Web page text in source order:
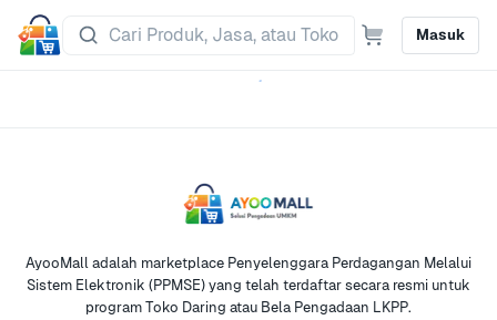
Masuk
AyooMall adalah marketplace Penyelenggara Perdagangan Melalui
Sistem Elektronik (PPMSE) yang telah terdaftar secara resmi untuk
program Toko Daring atau Bela Pengadaan LKPP.